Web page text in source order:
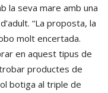
la seva mare amb una
“La proposta, la
molt encertada.
en aquest tipus de
productes de
botiga al triple de